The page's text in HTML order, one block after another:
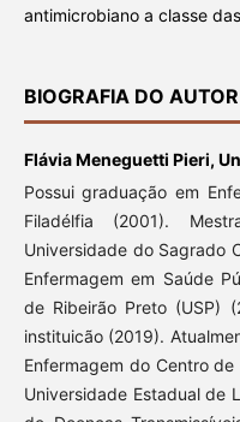
antimicrobiano a classe
BIOGRAFIA DO AUTOR
Flávia Meneguetti Pieri,
Possui graduação em
Filadélfia (2001).
Universidade do Sagrado
Enfermagem em Saúde
de Ribeirão Preto (USP)
instituicão (2019).
Enfermagem do Centro
Universidade Estadual de